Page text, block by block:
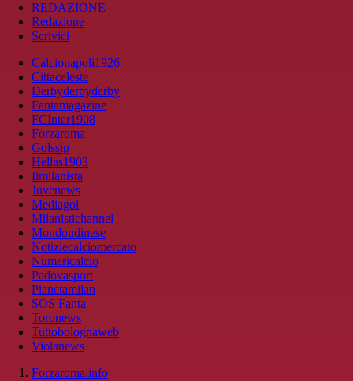
REDAZIONE
Redazione
Scrivici
Calcionapoli1926
Cittaceleste
Derbyderbyderby
Fantamagazine
FCInter1908
Forzaroma
Golssip
Hellas1903
Ilmilanista
Juvenews
Mediagol
Milanistichannel
Mondoudinese
Notiziecalciomercato
Numericalcio
Padovasport
Pianetamilan
SOS Fanta
Toronews
Tuttobolognaweb
Violanews
Forzaroma.info